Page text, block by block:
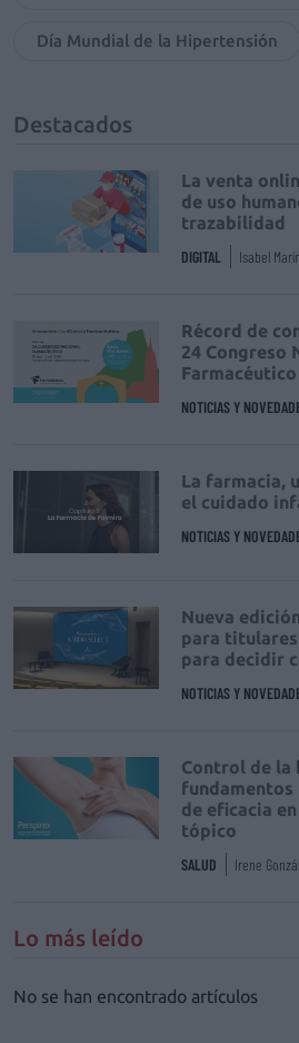
Día Mundial de la Hipertensión
Destacados
La venta
de uso
trazabilidad
DIGITAL Isabel
Récord de
24 Congreso
NOTICIAS Y
La farmacia,
el cuidado
NOTICIAS Y
Nueva
para
para decidir
NOTICIAS Y
Control de la
fundamentos
de eficacia
tópico
SALUD Irene
Lo más leído
No se han encontrado artículos